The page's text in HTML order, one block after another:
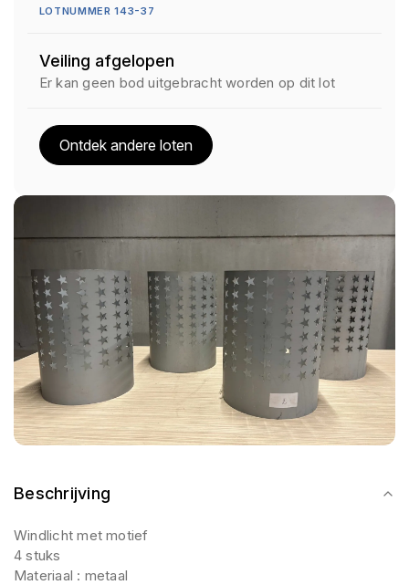
Beschrijving
Windlicht met motief
4 stuks
Materiaal : metaal
LOTNUMMER 143-37
Veiling afgelopen
Er kan geen bod uitgebracht worden op dit lot
Ontdek andere loten